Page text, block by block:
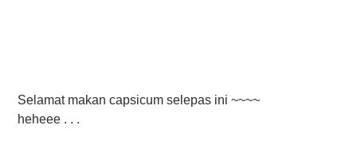
Selamat makan capsicum selepas ini ~~~~
heheee . . .